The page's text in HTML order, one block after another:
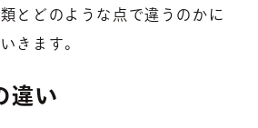
とどのような点で違うのかに
きます。
違い